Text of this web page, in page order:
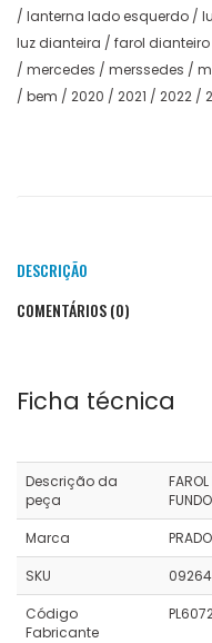
/ lanterna lado esquerdo /
luz dianteira / farol
/ mercedes / merssedes /
/ bem / 2020 / 2021 / 2022 /
DESCRIÇÃO
COMENTÁRIOS (0)
Ficha técnica
Descrição da
peça
Marca
SKU
Código
Fabricante